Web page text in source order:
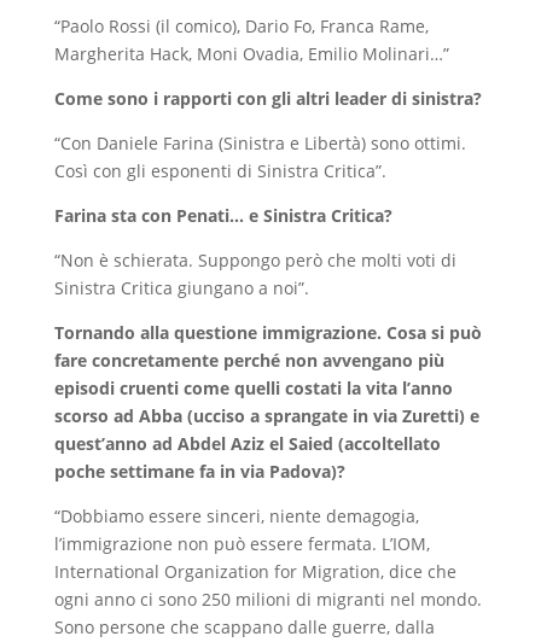
“Paolo Rossi (il comico), Dario Fo, Franca Rame,
Margherita Hack, Moni Ovadia, Emilio Molinari…”
Come sono i rapporti con gli altri leader di sinistra?
“Con Daniele Farina (Sinistra e Libertà) sono ottimi.
Così con gli esponenti di Sinistra Critica”.
Farina sta con Penati… e Sinistra Critica?
“Non è schierata. Suppongo però che molti voti di
Sinistra Critica giungano a noi”.
Tornando alla questione immigrazione. Cosa si può
fare concretamente perché non avvengano più
episodi cruenti come quelli costati la vita l’anno
scorso ad Abba (ucciso a sprangate in via Zuretti) e
quest’anno ad Abdel Aziz el Saied (accoltellato
poche settimane fa in via Padova)?
“Dobbiamo essere sinceri, niente demagogia,
l’immigrazione non può essere fermata. L’IOM,
International Organization for Migration, dice che
ogni anno ci sono 250 milioni di migranti nel mondo.
Sono persone che scappano dalle guerre, dalla